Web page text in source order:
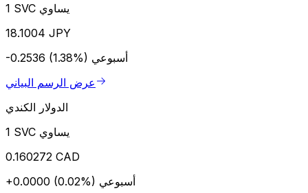
1 SVC يساوي
18.1004 JPY
-0.2536 (1.38%) أسبوعي
عرض الرسم البياني
الدولار الكندي
1 SVC يساوي
0.160272 CAD
+0.0000 (0.02%) أسبوعي